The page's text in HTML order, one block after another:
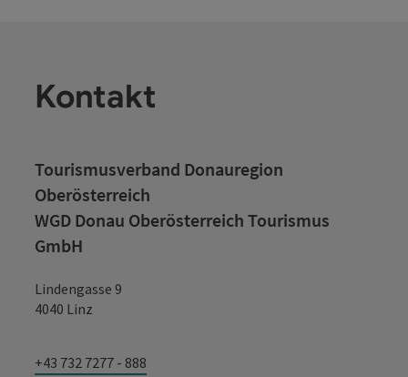
Kontakt
Tourismusverband Donauregion
Oberösterreich
WGD Donau Oberösterreich Tourismus
GmbH
Lindengasse 9
4040 Linz
+43 732 7277 - 888